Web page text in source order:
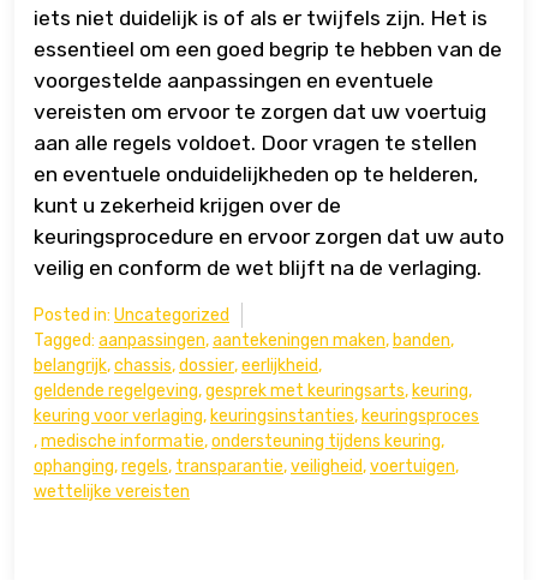
iets niet duidelijk is of als er twijfels zijn. Het is
essentieel om een goed begrip te hebben van de
voorgestelde aanpassingen en eventuele
vereisten om ervoor te zorgen dat uw voertuig
aan alle regels voldoet. Door vragen te stellen
en eventuele onduidelijkheden op te helderen,
kunt u zekerheid krijgen over de
keuringsprocedure en ervoor zorgen dat uw auto
veilig en conform de wet blijft na de verlaging.
Posted in: Uncategorized
Tagged: aanpassingen,aantekeningen maken, banden,
belangrijk,chassis,dossier,eerlijkheid,
geldende regelgeving,gesprek met keuringsarts, keuring,
keuring voor verlaging, keuringsinstanties, keuringsproces
,medische informatie,ondersteuning tijdens keuring,
ophanging,regels, transparantie,veiligheid,voertuigen,
wettelijke vereisten